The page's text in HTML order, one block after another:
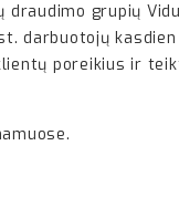
grupių
darbuotojų
poreikius ir